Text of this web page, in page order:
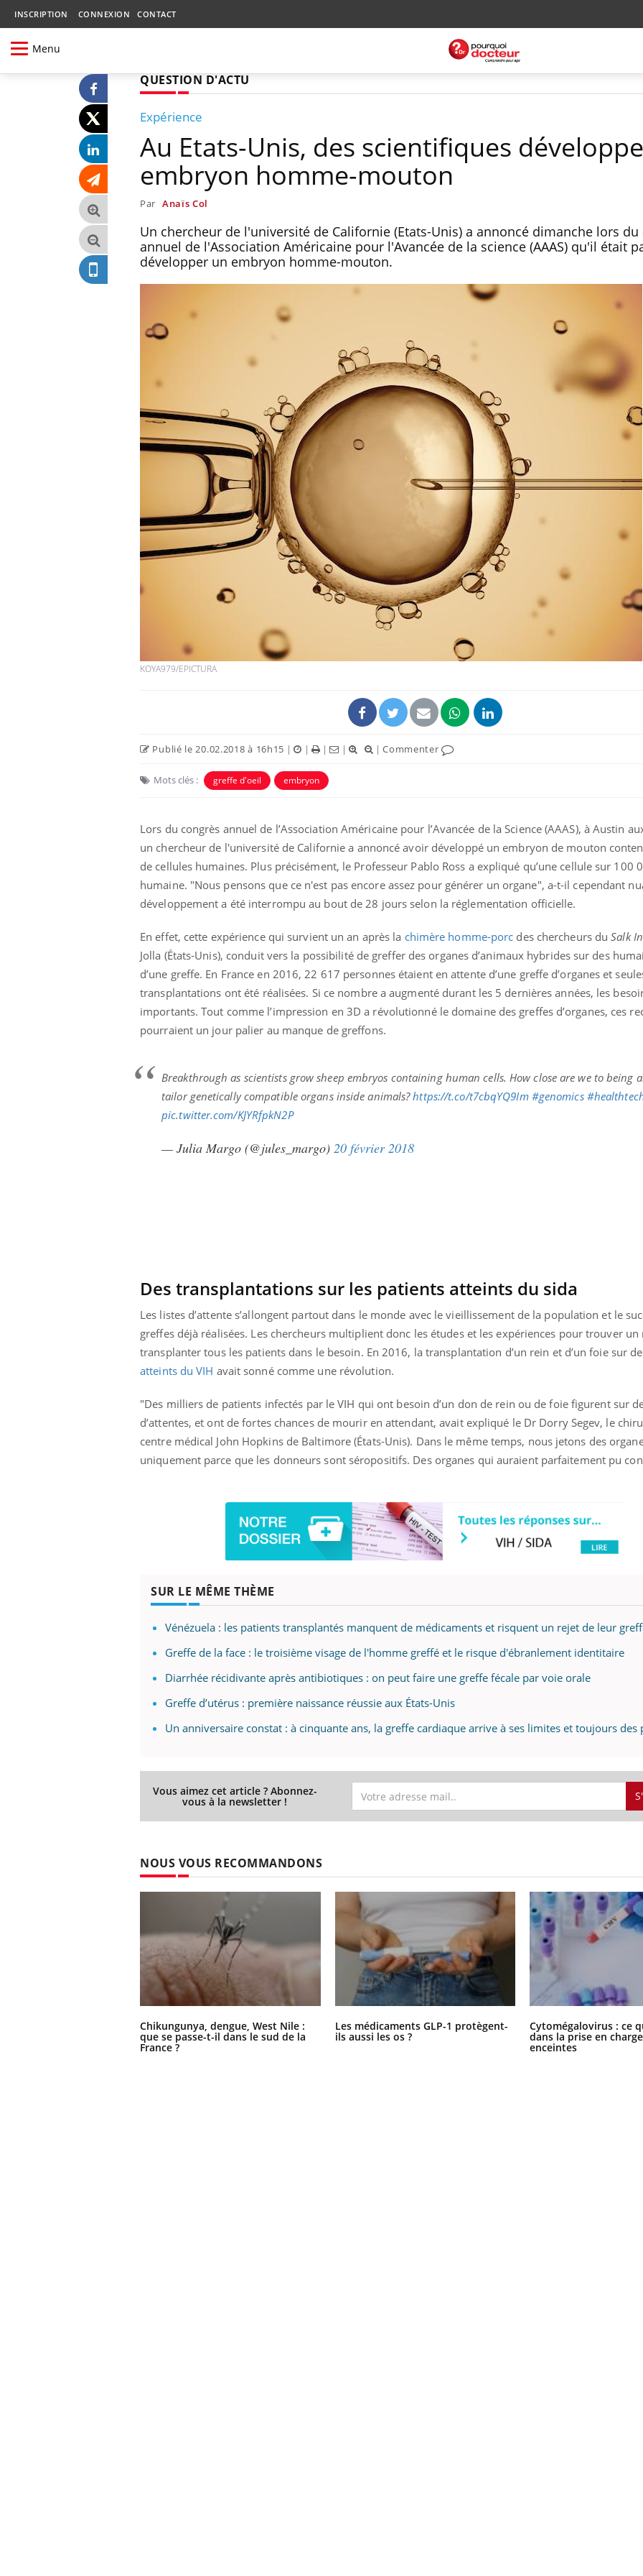
INSCRIPTION CONNEXION CONTACT
Menu
QUESTION D'ACTU
Expérience
Au Etats-Unis, des scientifiques
embryon homme-mouton
Par Anaïs Col
Un chercheur de l'université de Californie (Etats-Unis) a annoncé dimanche lors du
annuel de l'Association Américaine pour l'Avancée de la science (AAAS) qu'il était
développer un embryon homme-mouton.
KOYA979/EPICTURA
Publié le 20.02.2018 à 16h15 | | | | |Commenter
Mots clés : greffe d'oeil embryon
Lors du congrès annuel de l’Association Américaine pour l’Avancée de la Science (AAAS), à Austin
un chercheur de l'université de Californie a annoncé avoir développé un embryon de mouton
de cellules humaines. Plus précisément, le Professeur Pablo Ross a expliqué qu’une cellule sur 100
humaine. "Nous pensons que ce n'est pas encore assez pour générer un organe", a-t-il cependant
développement a été interrompu au bout de 28 jours selon la réglementation officielle.
En effet, cette expérience qui survient un an après la chimère homme-porc des chercheurs duSalk
Jolla (États-Unis), conduit vers la possibilité de greffer des organes d’animaux hybrides sur des
d’une greffe. En France en 2016, 22 617 personnes étaient en attente d’une greffe d’organes et
transplantations ont été réalisées. Si ce nombre a augmenté durant les 5 dernières années, les
importants. Tout comme l’impression en 3D a révolutionné le domaine des greffes d’organes, ces
pourraient un jour palier au manque de greffons.
Breakthrough as scientists grow sheep embryos containing human cells. How close are we to being
tailor genetically compatible organs inside animals?https://t.co/t7cbqYQ9Im #genomics
pic.twitter.com/KJYRfpkN2P
— Julia Margo (@jules_margo) 20 février 2018
Des transplantations sur les patients atteints du sida
Les listes d’attente s’allongent partout dans le monde avec le vieillissement de la population et le
greffes déjà réalisées. Les chercheurs multiplient donc les études et les expériences pour trouver un
transplanter tous les patients dans le besoin. En 2016, la transplantation d’un rein et d’un foie sur
atteints du VIH avait sonné comme une révolution.
"Des milliers de patients infectés par le VIH qui ont besoin d’un don de rein ou de foie figurent sur
d’attentes, et ont de fortes chances de mourir en attendant, avait expliqué le Dr Dorry Segev, le
centre médical John Hopkins de Baltimore (États-Unis). Dans le même temps, nous jetons des
uniquement parce que les donneurs sont séropositifs. Des organes qui auraient parfaitement pu
SUR LE MÊME THÈME
Vénézuela : les patients transplantés manquent de médicaments et risquent un rejet de leur
Greffe de la face : le troisième visage de l'homme greffé et le risque d'ébranlement identitaire
Diarrhée récidivante après antibiotiques : on peut faire une greffe fécale par voie orale
Greffe d’utérus : première naissance réussie aux États-Unis
Un anniversaire constat : à cinquante ans, la greffe cardiaque arrive à ses limites et toujours des
Vous aimez cet article ? Abonnez-
vous à la newsletter !
NOUS VOUS RECOMMANDONS
Chikungunya, dengue, West Nile :
que se passe-t-il dans le sud de la
France ?
Les médicaments GLP-1 protègent-
ils aussi les os ?
Cytomégalovirus : ce
dans la prise en
enceintes
La sieste empêche-t-elle
de dormir la nuit ?
VIH : la fin du comprimé
elle enfin ?
Pourquoi votre ventre
gâche-t-il les premiers
jours de vos vacances ?
Fortes chaleurs :
pourquoi le risque de
noyade grimpe-t-il ?
Le Viagra pourrait-il
cancer ?
Pourquoi manger moins
de protéines pourrait
finalement être bénéfique
que dit
lecture
Mordue
le coma
Carence en fer : comprendre pour
même alopécie… Les symptômes de la
Youtube
Insuline & Charge mentale : et si on
reste entourée d'idées reçues chez les
Youtube
Eczéma Chronique
rythme de vie ! Vacances,